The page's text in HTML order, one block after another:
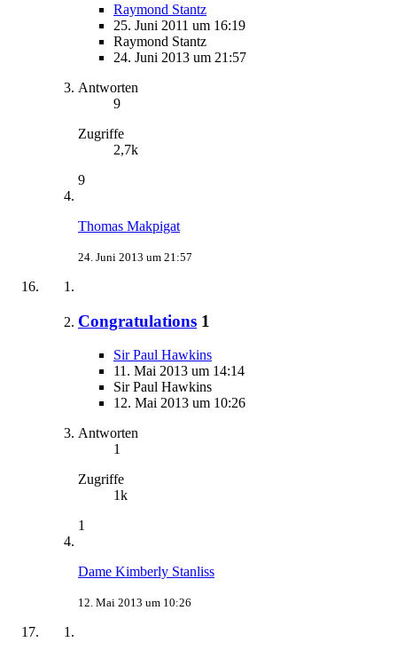
Raymond Stantz
25. Juni 2011 um 16:19
Raymond Stantz
24. Juni 2013 um 21:57
Antworten
9
Zugriffe
2,7k
9
Thomas Makpigat
24. Juni 2013 um 21:57
Congratulations 1
Sir Paul Hawkins
11. Mai 2013 um 14:14
Sir Paul Hawkins
12. Mai 2013 um 10:26
Antworten
1
Zugriffe
1k
1
Dame Kimberly Stanliss
12. Mai 2013 um 10:26